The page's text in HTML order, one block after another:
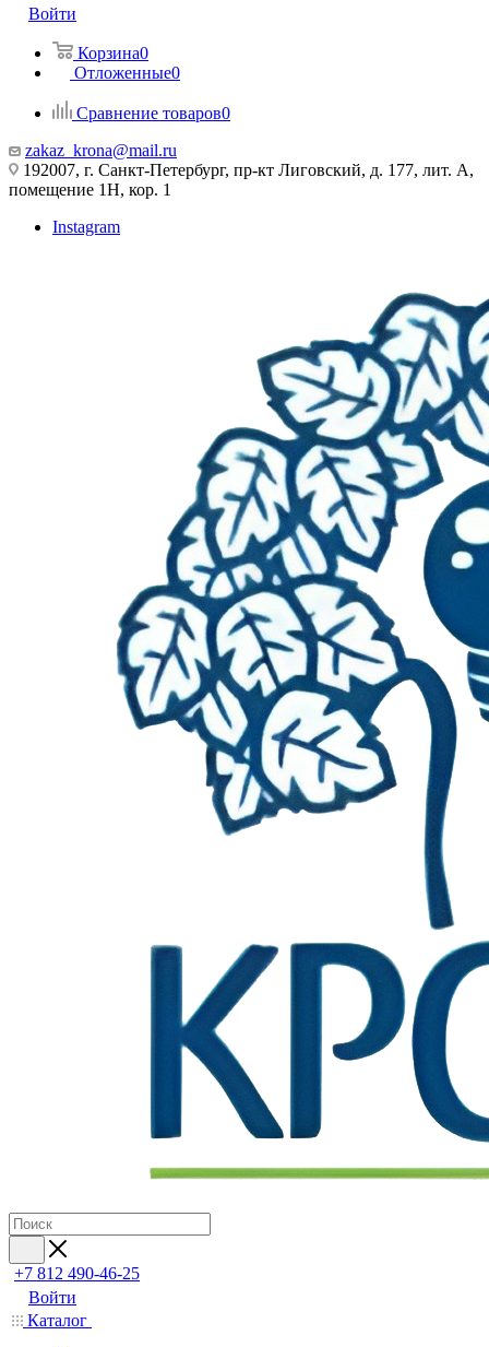
Войти
Корзина0
Отложенные0
Сравнение товаров0
zakaz_krona@mail.ru
192007, г. Санкт-Петербург, пр-кт Лиговский, д. 177, лит. А,
помещение 1Н, кор. 1
Instagram
+7 812 490-46-25
Войти
Каталог